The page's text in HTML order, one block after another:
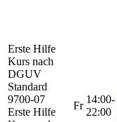
Erste Hilfe
Kurs nach
DGUV
Standard
9700-07
Erste Hilfe
Fr
14:00-
22:00